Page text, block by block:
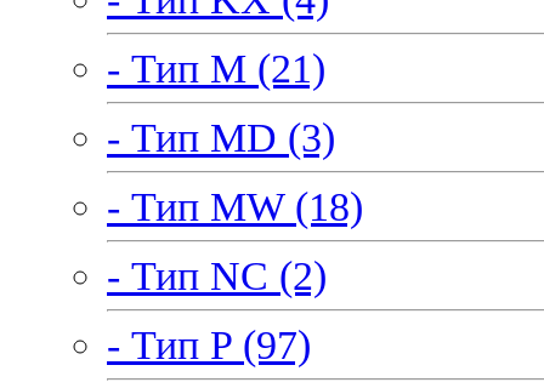
- Тип M (21)
- Тип MD (3)
- Тип MW (18)
- Тип NC (2)
- Тип P (97)